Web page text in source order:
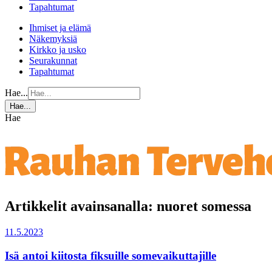
Tapahtumat
Ihmiset ja elämä
Näkemyksiä
Kirkko ja usko
Seurakunnat
Tapahtumat
Hae...
Hae...
Hae
Artikkelit avainsanalla: nuoret somessa
11.5.2023
Isä antoi kiitosta fiksuille somevaikuttajille